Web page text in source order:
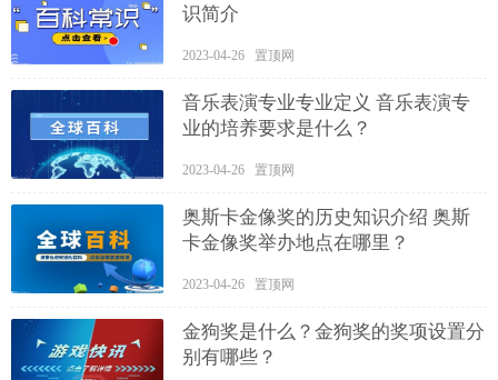
识简介
2023-04-26 置顶网
音乐表演专业专业定义 音乐表演专
业的培养要求是什么？
2023-04-26 置顶网
奥斯卡金像奖的历史知识介绍 奥斯
卡金像奖举办地点在哪里？
2023-04-26 置顶网
金狗奖是什么？金狗奖的奖项设置分
别有哪些？